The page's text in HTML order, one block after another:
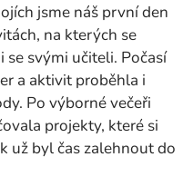
jsme náš první den
na kterých se
se svými učiteli. Počasí
a aktivit proběhla i
Po výborné večeři
projekty, které si
už byl čas zalehnout do